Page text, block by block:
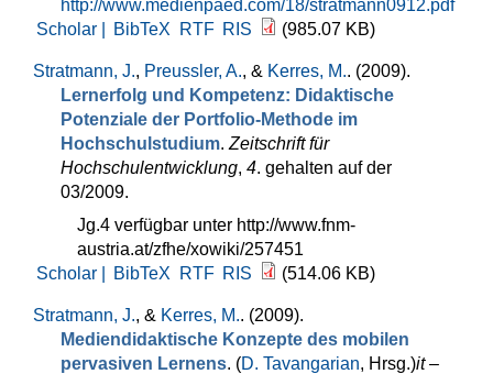
http://www.medienpaed.com/18/stratmann0912.pdf
Scholar |
BibTeX RTF RIS (985.07 KB)
Stratmann, J., Preussler, A., & Kerres, M.. (2009).
Lernerfolg und Kompetenz: Didaktische
Potenziale der Portfolio-Methode im
Hochschulstudium. Zeitschrift für
Hochschulentwicklung, 4. gehalten auf der
03/2009.
Jg.4 verfügbar unter http://www.fnm-
austria.at/zfhe/xowiki/257451
Scholar |
BibTeX RTF RIS (514.06 KB)
Stratmann, J., & Kerres, M.. (2009).
Mediendidaktische Konzepte des mobilen
pervasiven Lernens. (D. Tavangarian, Hrsg.)it –